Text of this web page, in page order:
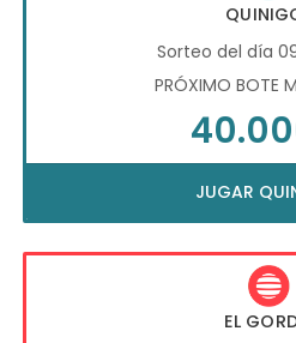
Sorteo del día
PRÓXIMO BOTE
JUGAR
EL